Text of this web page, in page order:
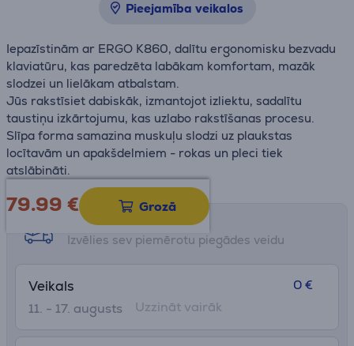
Pieejamība veikalos
Iepazīstinām ar ERGO K860, dalītu ergonomisku bezvadu
klaviatūru, kas paredzēta labākam komfortam, mazāk
slodzei un lielākam atbalstam.
Jūs rakstīsiet dabiskāk, izmantojot izliektu, sadalītu
taustiņu izkārtojumu, kas uzlabo rakstīšanas procesu.
Slīpa forma samazina muskuļu slodzi uz plaukstas
locītavām un apakšdelmiem - rokas un pleci tiek
atslābināti.
79.99 € Grozā
Saņemšanas iespējas
Izvēlies sev piemērotu piegādes veidu
Veikals
11. - 17. augusts
0 €
Uzzināt vairāk